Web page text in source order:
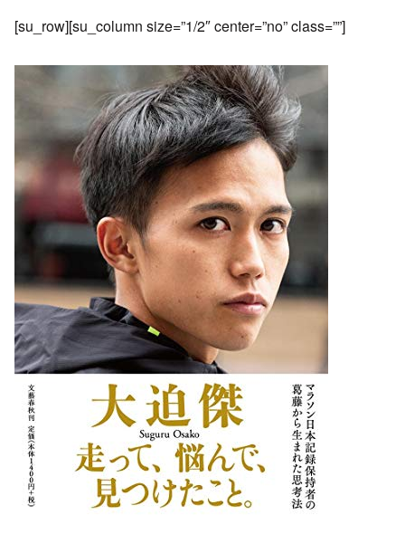
[su_row][su_column size=”1/2″ center=”no” class=””]